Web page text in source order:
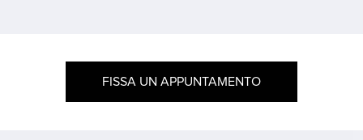
FISSA UN APPUNTAMENTO